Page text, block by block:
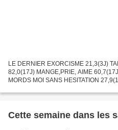
LE DERNIER EXORCISME 21,3(3J)
82,0(17J) MANGE,PRIE, AIME
MORDS MOI SANS HESITATION
16,5(10J)...
Cette semaine dans les